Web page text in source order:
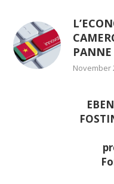
November